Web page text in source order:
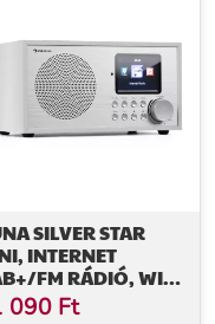
SILVER STAR
INTERNET
FM RÁDIÓ, WIFI,
DAB+/FM, FEHÉR
090 Ft